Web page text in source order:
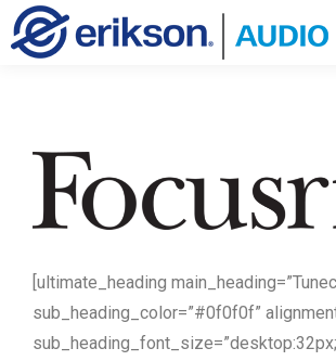
[ultimate_heading
sub_heading_color=”#0f0f0f”